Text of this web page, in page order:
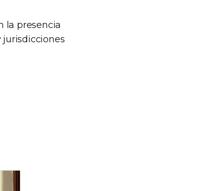
la presencia
jurisdicciones